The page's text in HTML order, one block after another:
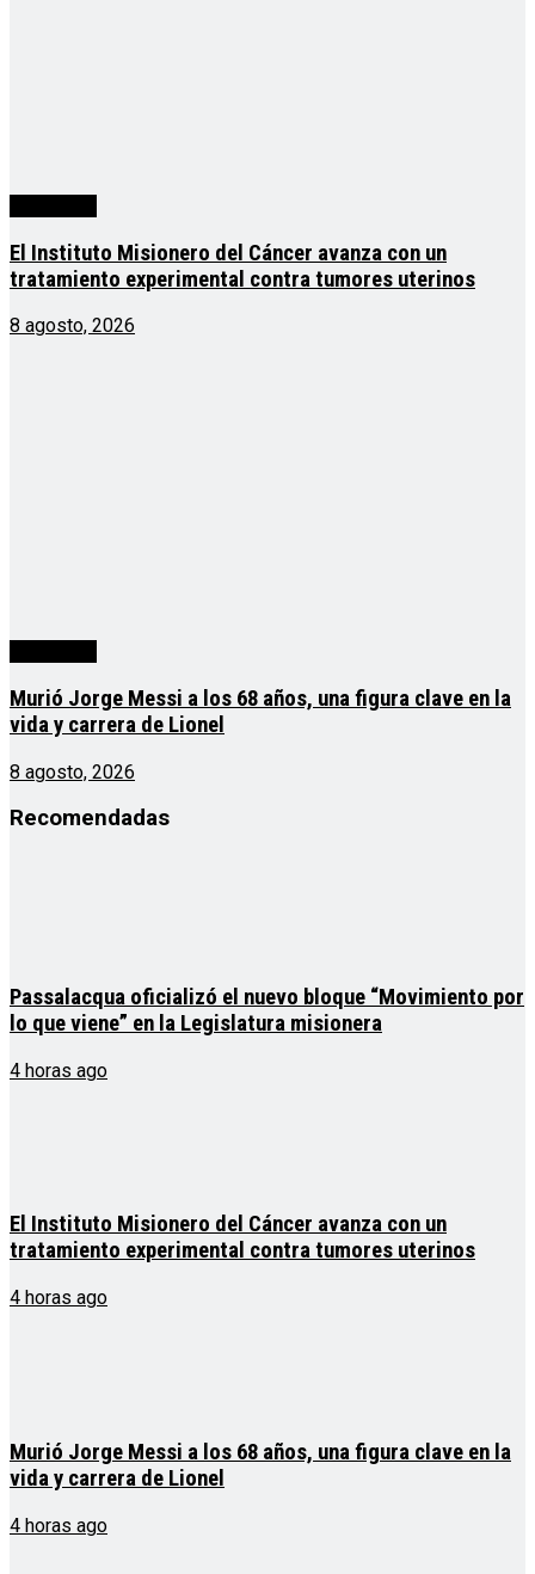
El Instituto Misionero del Cáncer avanza con un
tratamiento experimental contra tumores uterinos
8 agosto, 2026
Murió Jorge Messi a los 68 años, una figura clave en la
vida y carrera de Lionel
8 agosto, 2026
Recomendadas
Passalacqua oficializó el nuevo bloque “Movimiento por
lo que viene” en la Legislatura misionera
4 horas ago
El Instituto Misionero del Cáncer avanza con un
tratamiento experimental contra tumores uterinos
4 horas ago
Murió Jorge Messi a los 68 años, una figura clave en la
vida y carrera de Lionel
4 horas ago